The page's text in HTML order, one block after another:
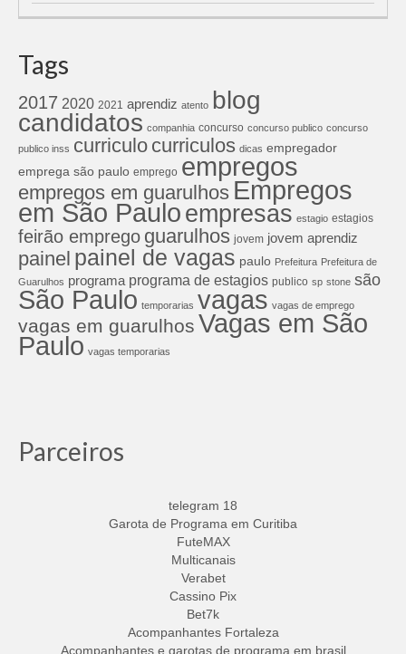
Tags
2017 2020 2021 aprendiz atento blog
candidatos companhia concurso concurso publico concurso
publico inss curriculo curriculos dicas empregador
emprega são paulo emprego empregos
empregos em guarulhos Empregos
em São Pauloempresas estagio estagios
feirão emprego guarulhos jovem jovem aprendiz
painel painel de vagas paulo Prefeitura Prefeitura de
Guarulhos programa programa de estagios publico sp stone são
São Paulo temporarias vagas vagas de emprego
vagas em guarulhos Vagas em São
Paulo vagas temporarias
Parceiros
telegram 18
Garota de Programa em Curitiba
FuteMAX
Multicanais
Verabet
Cassino Pix
Bet7k
Acompanhantes Fortaleza
Acompanhantes e garotas de programa em brasil